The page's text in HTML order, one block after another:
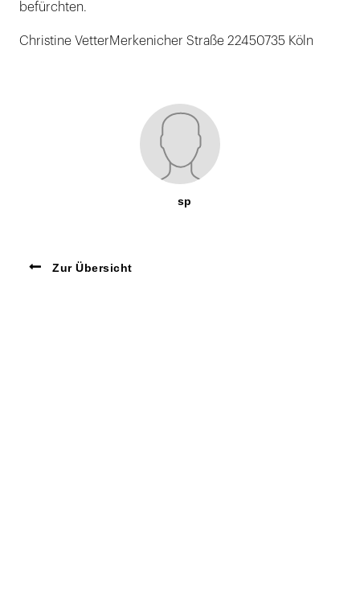
befürchten.
Christine VetterMerkenicher Straße 22450735 Köln
sp
Zur Übersicht